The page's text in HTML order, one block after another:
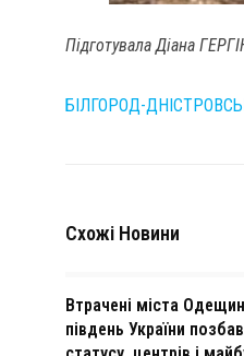
Підготувала Діана
БІЛГОРОД-
Схожі Новини
Втрачені міста
південь України